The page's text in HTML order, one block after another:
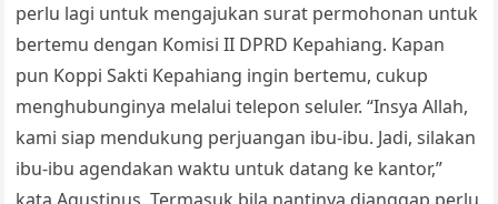
perlu lagi untuk mengajukan surat permohonan untuk
bertemu dengan Komisi II DPRD Kepahiang. Kapan
pun Koppi Sakti Kepahiang ingin bertemu, cukup
menghubunginya melalui telepon seluler. “Insya Allah,
kami siap mendukung perjuangan ibu-ibu. Jadi, silakan
ibu-ibu agendakan waktu untuk datang ke kantor,”